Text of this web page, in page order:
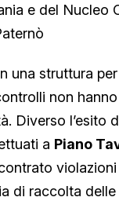
e del Nucleo
una struttura
non
Diverso l’esito
a Piano
di raccolta